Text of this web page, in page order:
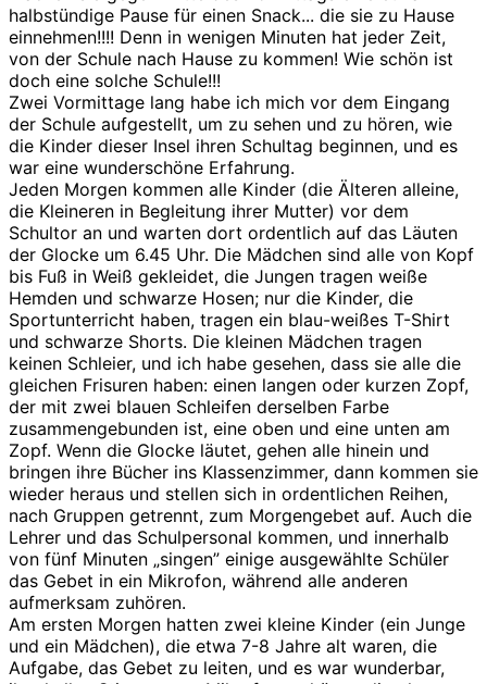
halbstündige Pause für einen Snack... die sie zu Hause
einnehmen!!!! Denn in wenigen Minuten hat jeder Zeit,
von der Schule nach Hause zu kommen! Wie schön ist
doch eine solche Schule!!!
Zwei Vormittage lang habe ich mich vor dem Eingang
der Schule aufgestellt, um zu sehen und zu hören, wie
die Kinder dieser Insel ihren Schultag beginnen, und es
war eine wunderschöne Erfahrung.
Jeden Morgen kommen alle Kinder (die Älteren alleine,
die Kleineren in Begleitung ihrer Mutter) vor dem
Schultor an und warten dort ordentlich auf das Läuten
der Glocke um 6.45 Uhr. Die Mädchen sind alle von Kopf
bis Fuß in Weiß gekleidet, die Jungen tragen weiße
Hemden und schwarze Hosen; nur die Kinder, die
Sportunterricht haben, tragen ein blau-weißes T-Shirt
und schwarze Shorts. Die kleinen Mädchen tragen
keinen Schleier, und ich habe gesehen, dass sie alle die
gleichen Frisuren haben: einen langen oder kurzen Zopf,
der mit zwei blauen Schleifen derselben Farbe
zusammengebunden ist, eine oben und eine unten am
Zopf. Wenn die Glocke läutet, gehen alle hinein und
bringen ihre Bücher ins Klassenzimmer, dann kommen sie
wieder heraus und stellen sich in ordentlichen Reihen,
nach Gruppen getrennt, zum Morgengebet auf. Auch die
Lehrer und das Schulpersonal kommen, und innerhalb
von fünf Minuten „singen” einige ausgewählte Schüler
das Gebet in ein Mikrofon, während alle anderen
aufmerksam zuhören.
Am ersten Morgen hatten zwei kleine Kinder (ein Junge
und ein Mädchen), die etwa 7-8 Jahre alt waren, die
Aufgabe, das Gebet zu leiten, und es war wunderbar,